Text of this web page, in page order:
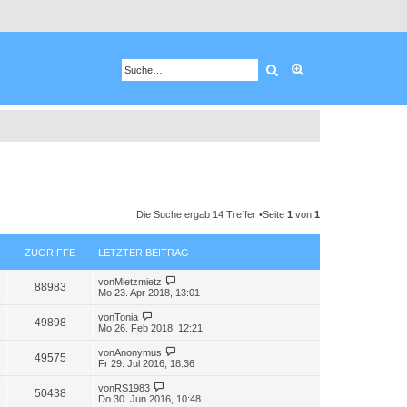
Suche
Die Suche ergab 14 Treffer •Seite 1 von 1
ZUGRIFFE LETZTER BEITRAG
88983 vonMietzmietz
Mo 23. Apr 2018, 13:01
49898 vonTonia
Mo 26. Feb 2018, 12:21
49575 vonAnonymus
Fr 29. Jul 2016, 18:36
50438 vonRS1983
Do 30. Jun 2016, 10:48